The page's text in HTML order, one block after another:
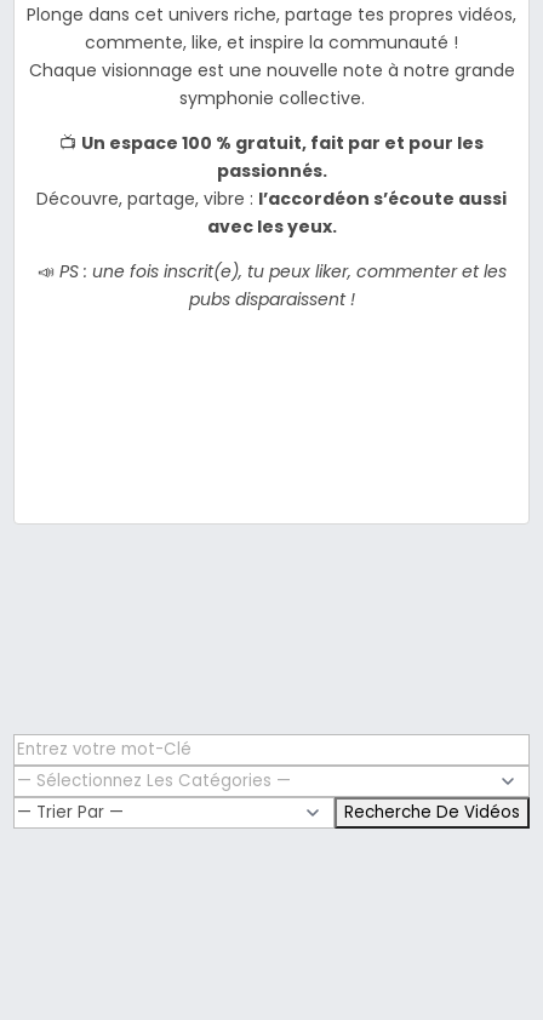
Plonge dans cet univers riche, partage tes propres vidéos,
commente, like, et inspire la communauté !
Chaque visionnage est une nouvelle note à notre grande
symphonie collective.
📺 Un espace 100 % gratuit, fait par et pour les
passionnés.
Découvre, partage, vibre : l’accordéon s’écoute aussi
avec les yeux.
📣 PS : une fois inscrit(e), tu peux liker, commenter et les
pubs disparaissent !